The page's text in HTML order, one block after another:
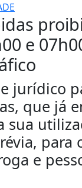
e
jurídico
que já
sua
para
e